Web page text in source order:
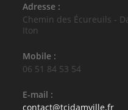
Adresse :
Chemin des Écureuils -
Iton
Mobile :
06 51 84 53 54
E-mail :
contact@tcidamville.fr